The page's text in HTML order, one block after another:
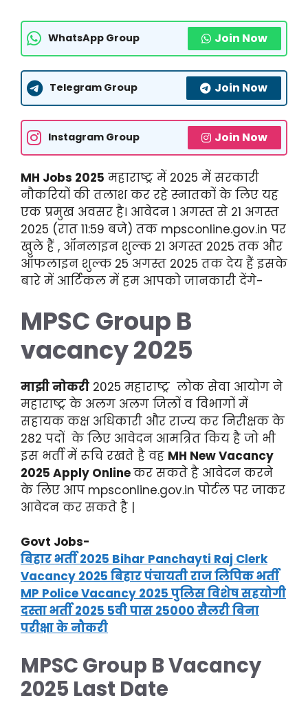
WhatsApp Group Join Now
Telegram Group Join Now
Instagram Group Join Now
MH Jobs 2025 महाराष्ट्र में 2025 में सरकारी
नौकरियों की तलाश कर रहे स्नातकों के लिए यह
एक प्रमुख अवसर है। आवेदन 1 अगस्त से 21 अगस्त
2025 (रात 11:59 बजे) तक mpsconline.gov.in पर
खुले हैं , ऑनलाइन शुल्क 21 अगस्त 2025 तक और
ऑफलाइन शुल्क 25 अगस्त 2025 तक देय हैं इसके
बारे में आर्टिकल में हम आपको जानकारी देंगे-
MPSC Group B
vacancy 2025
माझी नोकरी 2025 महाराष्ट्र लोक सेवा आयोग ने
महाराष्ट्र के अलग अलग जिलों व विभागों में
सहायक कक्ष अधिकारी और राज्य कर निरीक्षक के
282 पदों के लिए आवेदन आमत्रित किय है जो भी
इस भर्ती में रूचि रखते है वह MH New Vacancy
2025 Apply Onlineकर सकते है आवेदन करने
के लिए आप mpsconline.gov.in पोर्टल पर जाकर
आवेदन कर सकते है |
Govt Jobs-
बिहार भर्ती 2025 Bihar Panchayti Raj Clerk
Vacancy 2025 बिहार पंचायती राज लिपिक भर्ती
MP Police Vacancy 2025 पुलिस विशेष सहयोगी
दस्ता भर्ती 2025 5वी पास 25000 सैलरी बिना
परीक्षा के नौकरी
MPSC Group B Vacancy
2025 Last Date